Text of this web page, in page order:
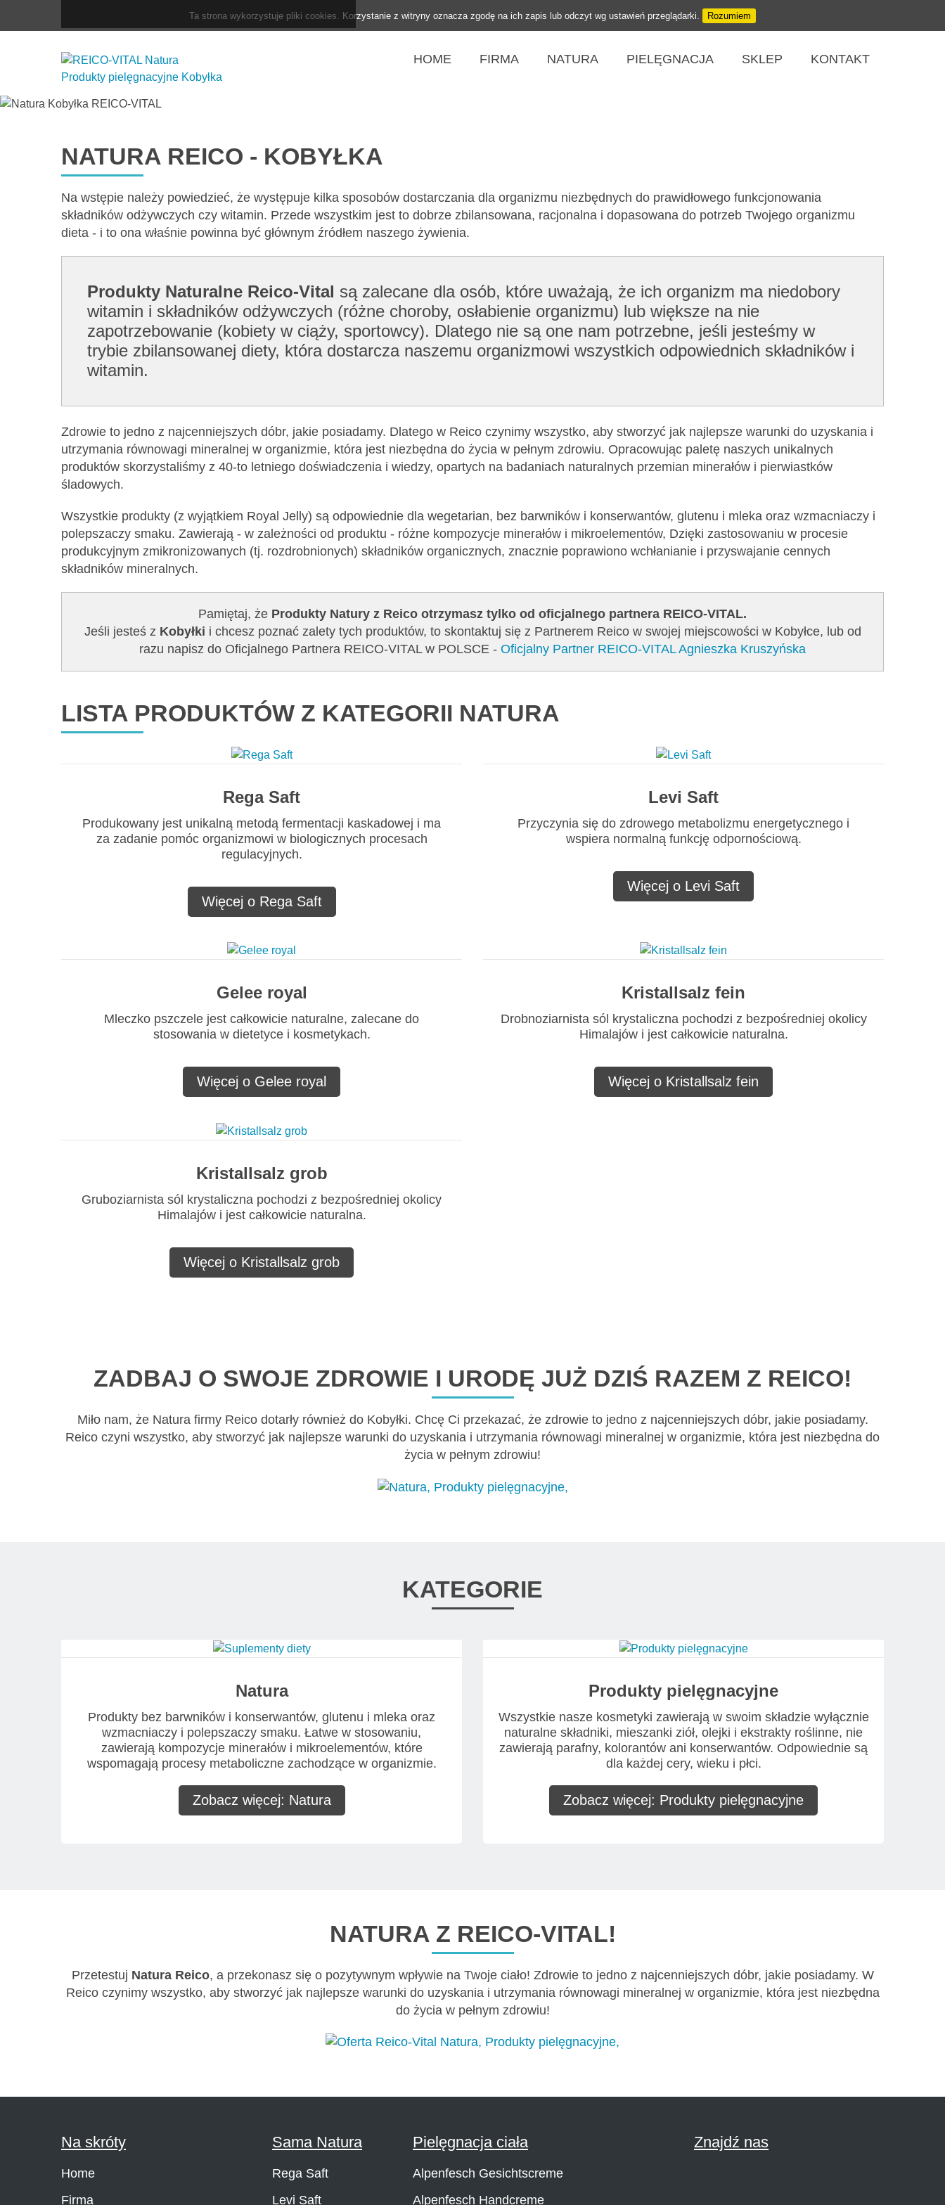
Ta strona wykorzystuje pliki cookies. Korzystanie z witryny oznacza zgodę na ich zapis lub odczyt wg ustawień przeglądarki. Rozumiem
HOME FIRMA NATURA PIELĘGNACJA SKLEP KONTAKT
NATURA REICO - KOBYŁKA
Na wstępie należy powiedzieć, że występuje kilka sposobów dostarczania dla organizmu niezbędnych do prawidłowego funkcjonowania
składników odżywczych czy witamin. Przede wszystkim jest to dobrze zbilansowana, racjonalna i dopasowana do potrzeb Twojego organizmu
dieta - i to ona właśnie powinna być głównym źródłem naszego żywienia.
Produkty Naturalne Reico-Vital są zalecane dla osób, które uważają, że ich organizm ma niedobory
witamin i składników odżywczych (różne choroby, osłabienie organizmu) lub większe na nie
zapotrzebowanie (kobiety w ciąży, sportowcy). Dlatego nie są one nam potrzebne, jeśli jesteśmy w
trybie zbilansowanej diety, która dostarcza naszemu organizmowi wszystkich odpowiednich składników i
witamin.
Zdrowie to jedno z najcenniejszych dóbr, jakie posiadamy. Dlatego w Reico czynimy wszystko, aby stworzyć jak najlepsze warunki do uzyskania i
utrzymania równowagi mineralnej w organizmie, która jest niezbędna do życia w pełnym zdrowiu. Opracowując paletę naszych unikalnych
produktów skorzystaliśmy z 40-to letniego doświadczenia i wiedzy, opartych na badaniach naturalnych przemian minerałów i pierwiastków
śladowych.
Wszystkie produkty (z wyjątkiem Royal Jelly) są odpowiednie dla wegetarian, bez barwników i konserwantów, glutenu i mleka oraz wzmacniaczy i
polepszaczy smaku. Zawierają - w zależności od produktu - różne kompozycje minerałów i mikroelementów, Dzięki zastosowaniu w procesie
produkcyjnym zmikronizowanych (tj. rozdrobnionych) składników organicznych, znacznie poprawiono wchłanianie i przyswajanie cennych
składników mineralnych.
Pamiętaj, że Produkty Natury z Reico otrzymasz tylko od oficjalnego partnera REICO-VITAL.
Jeśli jesteś z Kobyłki i chcesz poznać zalety tych produktów, to skontaktuj się z Partnerem Reico w swojej miejscowości w Kobyłce, lub od
razu napisz do Oficjalnego Partnera REICO-VITAL w POLSCE - Oficjalny Partner REICO-VITAL Agnieszka Kruszyńska
LISTA PRODUKTÓW Z KATEGORII NATURA
Rega Saft
Produkowany jest unikalną metodą fermentacji kaskadowej i ma
za zadanie pomóc organizmowi w biologicznych procesach
regulacyjnych.
Więcej o Rega Saft
Levi Saft
Przyczynia się do zdrowego metabolizmu energetycznego i
wspiera normalną funkcję odpornościową.
Więcej o Levi Saft
Gelee royal
Mleczko pszczele jest całkowicie naturalne, zalecane do
stosowania w dietetyce i kosmetykach.
Więcej o Gelee royal
Kristallsalz fein
Drobnoziarnista sól krystaliczna pochodzi z bezpośredniej okolicy
Himalajów i jest całkowicie naturalna.
Więcej o Kristallsalz fein
Kristallsalz grob
Gruboziarnista sól krystaliczna pochodzi z bezpośredniej okolicy
Himalajów i jest całkowicie naturalna.
Więcej o Kristallsalz grob
ZADBAJ O SWOJE ZDROWIE I URODĘ JUŻ DZIŚ RAZEM Z REICO!
Miło nam, że Natura firmy Reico dotarły również do Kobyłki. Chcę Ci przekazać, że zdrowie to jedno z najcenniejszych dóbr, jakie posiadamy.
Reico czyni wszystko, aby stworzyć jak najlepsze warunki do uzyskania i utrzymania równowagi mineralnej w organizmie, która jest niezbędna do
życia w pełnym zdrowiu!
KATEGORIE
Natura
Produkty bez barwników i konserwantów, glutenu i mleka oraz
wzmacniaczy i polepszaczy smaku. Łatwe w stosowaniu,
zawierają kompozycje minerałów i mikroelementów, które
wspomagają procesy metaboliczne zachodzące w organizmie.
Zobacz więcej: Natura
Produkty pielęgnacyjne
Wszystkie nasze kosmetyki zawierają w swoim składzie wyłącznie
naturalne składniki, mieszanki ziół, olejki i ekstrakty roślinne, nie
zawierają parafny, kolorantów ani konserwantów. Odpowiednie są
dla każdej cery, wieku i płci.
Zobacz więcej: Produkty pielęgnacyjne
NATURA Z REICO-VITAL!
Przetestuj Natura Reico, a przekonasz się o pozytywnym wpływie na Twoje ciało! Zdrowie to jedno z najcenniejszych dóbr, jakie posiadamy. W
Reico czynimy wszystko, aby stworzyć jak najlepsze warunki do uzyskania i utrzymania równowagi mineralnej w organizmie, która jest niezbędna
do życia w pełnym zdrowiu!
Na skróty
Home
Firma
Sama Natura
Rega Saft
Levi Saft
Pielęgnacja ciała
Alpenfesch Gesichtscreme
Alpenfesch Handcreme
Znajdź nas